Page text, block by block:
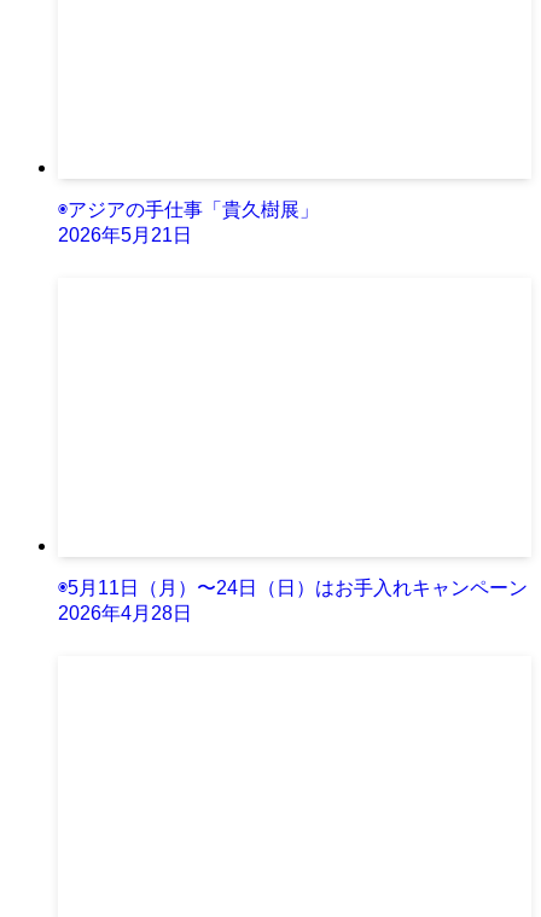
◉アジアの手仕事「貴久樹展」
2026年5月21日
◉5月11日（月）〜24日（日）はお手入れキャンペーン
2026年4月28日